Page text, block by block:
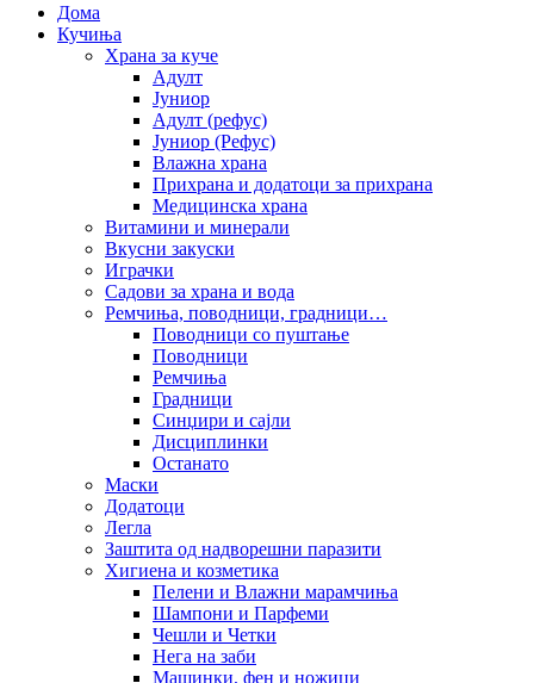
Дома
Кучиња
Храна за куче
Адулт
Јуниор
Адулт (рефус)
Јуниор (Рефус)
Влажна храна
Прихрана и додатоци за прихрана
Медицинска храна
Витамини и минерали
Вкусни закуски
Играчки
Садови за храна и вода
Ремчиња, поводници, градници…
Поводници со пуштање
Поводници
Ремчиња
Градници
Синџири и сајли
Дисциплинки
Останато
Маски
Додатоци
Легла
Заштита од надворешни паразити
Хигиена и козметика
Пелени и Влажни марамчиња
Шампони и Парфеми
Чешли и Четки
Нега на заби
Машинки, фен и ножици